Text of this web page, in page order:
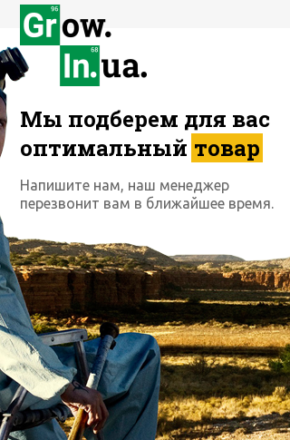
Мы подберем для вас
оптимальный товар
Напишите нам, наш менеджер
перезвонит вам в ближайшее время.